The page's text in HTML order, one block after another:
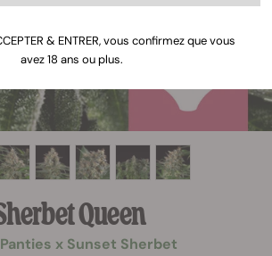
Queen
x Sunset Sherbet
& ENTRER, vous confirmez que vous
avez 18 ans ou plus.